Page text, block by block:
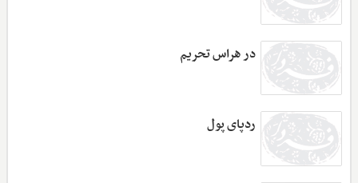
در هراس تحریم
ردپای پول